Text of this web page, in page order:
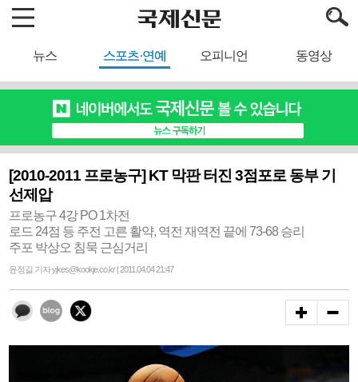
뉴스 스포츠·연예 오피니언 동영상
[2010-2011 프로농구] KT 막판 터진 3점포로 동부 기
선제압
프로농구 4강 PO 1차전
로드 24점 등 주전 고른 활약, 역전 재역전 끝에 73-68 승리
주포 박상오 침묵 근심거리
윤정길 기자 yjkes@kookje.co.kr | 2011.04.04 21:47